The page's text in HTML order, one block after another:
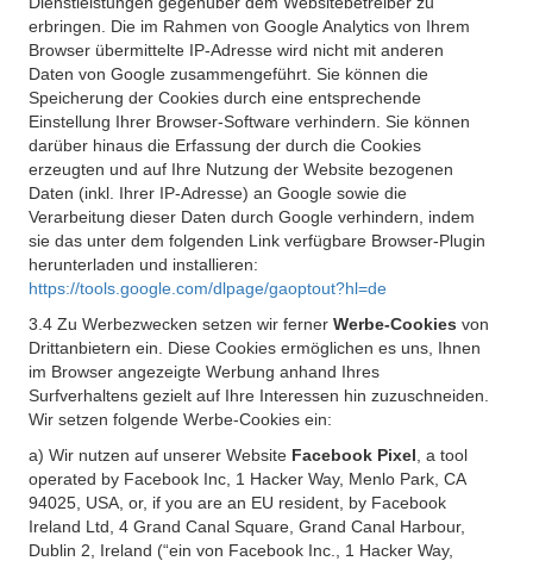
erbringen. Die im Rahmen von Google Analytics von Ihrem
Browser übermittelte IP-Adresse wird nicht mit anderen
Daten von Google zusammengeführt. Sie können die
Speicherung der Cookies durch eine entsprechende
Einstellung Ihrer Browser-Software verhindern. Sie können
darüber hinaus die Erfassung der durch die Cookies
erzeugten und auf Ihre Nutzung der Website bezogenen
Daten (inkl. Ihrer IP-Adresse) an Google sowie die
Verarbeitung dieser Daten durch Google verhindern, indem
sie das unter dem folgenden Link verfügbare Browser-Plugin
herunterladen und installieren:
https://tools.google.com/dlpage/gaoptout?hl=de
3.4 Zu Werbezwecken setzen wir ferner Werbe-Cookies von
Drittanbietern ein. Diese Cookies ermöglichen es uns, Ihnen
im Browser angezeigte Werbung anhand Ihres
Surfverhaltens gezielt auf Ihre Interessen hin zuzuschneiden.
Wir setzen folgende Werbe-Cookies ein:
a) Wir nutzen auf unserer Website Facebook Pixel , a tool
operated by Facebook Inc, 1 Hacker Way, Menlo Park, CA
94025, USA, or, if you are an EU resident, by Facebook
Ireland Ltd, 4 Grand Canal Square, Grand Canal Harbour,
Dublin 2, Ireland (“ein von Facebook Inc., 1 Hacker Way,